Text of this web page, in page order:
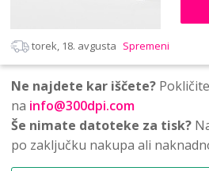
torek, 18. avgusta Spremeni
Ne najdete kar iščete? Pokličite
na info@300dpi.com
Še nimate datoteke za tisk?
po zaključku nakupa ali